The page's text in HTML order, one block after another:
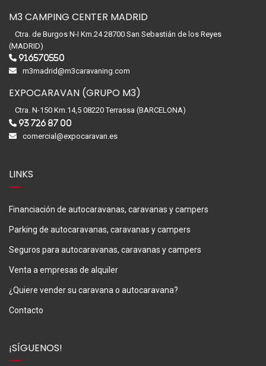
M3 CAMPING CENTER MADRID
Ctra. de Burgos N-I Km.24 28700 San Sebastián de los Reyes
(MADRID)
916570550
m3madrid@m3caravaning.com
EXPOCARAVAN (GRUPO M3)
Ctra. N-150 Km.14,5 08220 Terrassa (BARCELONA)
93 726 87 00
comercial@expocaravan.es
LINKS
Financiación de autocaravanas, caravanas y campers
Parking de autocaravanas, caravanas y campers
Seguros para autocaravanas, caravanas y campers
Venta a empresas de alquiler
¿Quiere vender su caravana o autocaravana?
Contacto
¡SÍGUENOS!